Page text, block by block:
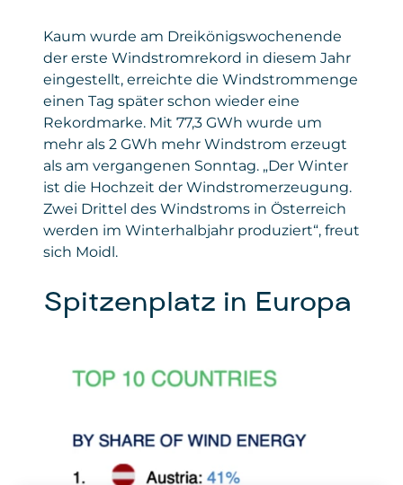
Kaum wurde am Dreikönigswochenende
der erste Windstromrekord in diesem Jahr
eingestellt, erreichte die Windstrommenge
einen Tag später schon wieder eine
Rekordmarke. Mit 77,3 GWh wurde um
mehr als 2 GWh mehr Windstrom erzeugt
als am vergangenen Sonntag. „Der Winter
ist die Hochzeit der Windstromerzeugung.
Zwei Drittel des Windstroms in Österreich
werden im Winterhalbjahr produziert“, freut
sich Moidl.
Spitzenplatz in Europa